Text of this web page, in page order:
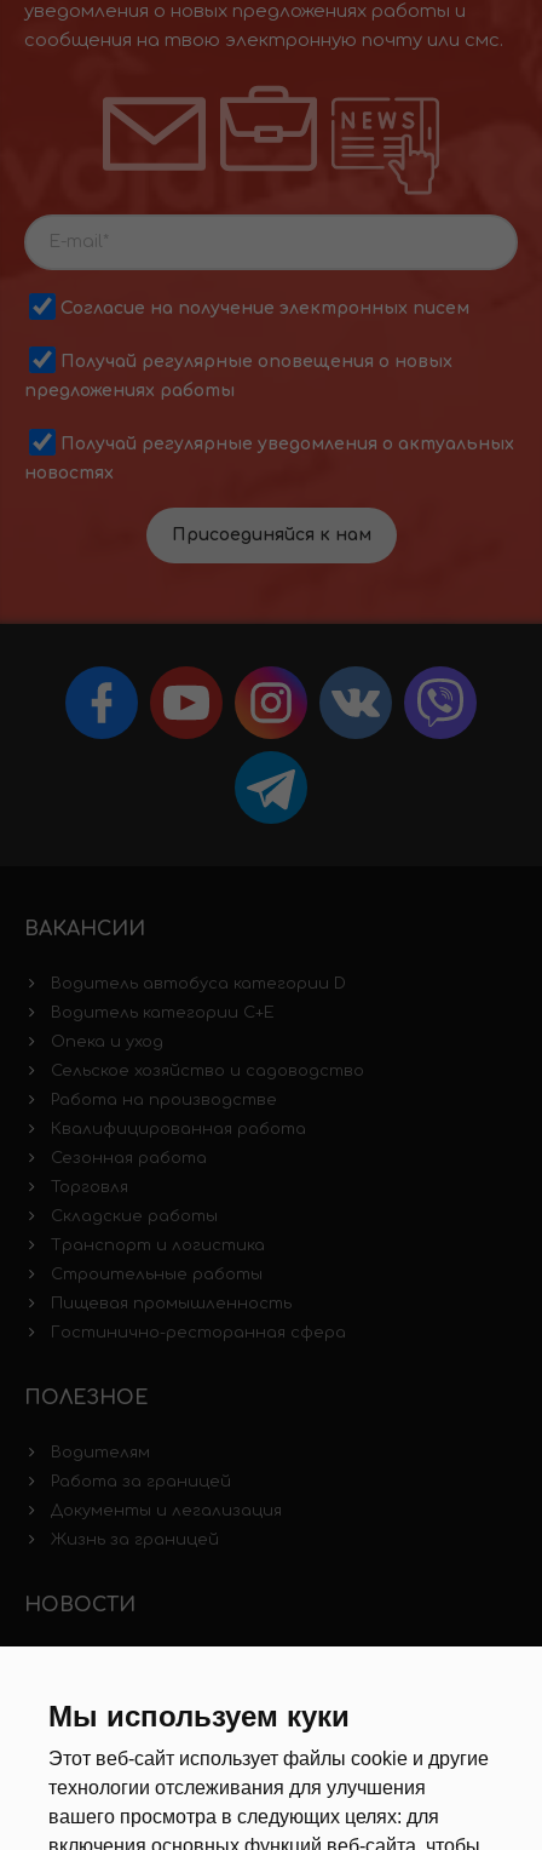
Мы используем куки
Этот веб-сайт использует файлы cookie и другие
технологии отслеживания для улучшения
вашего просмотра в следующих целях: для
включения основных функций веб-сайта чтобы
уведомления о новых предложениях работы и
сообщения на твою электронную почту или смс.
Согласие на получение электронных писем
Получай регулярные оповещения о новых
предложениях работы
Получай регулярные уведомления о актуальных
новостях
Присоединяйся к нам
ВАКАНСИИ
Водитель автобуса категории D
Водитель категории C+E
Опека и уход
Сельское хозяйство и садоводство
Работа на производстве
Квалифицированная работа
Сезонная работа
Торговля
Складские работы
Транспорт и логистика
Строительные работы
Пищевая промышленность
Гостинично-ресторанная сфера
ПОЛЕЗНОЕ
Водителям
Работа за границей
Документы и легализация
Жизнь за границей
НОВОСТИ
РЕКРУТЕРЫ
Анкета
Калькулятор дат